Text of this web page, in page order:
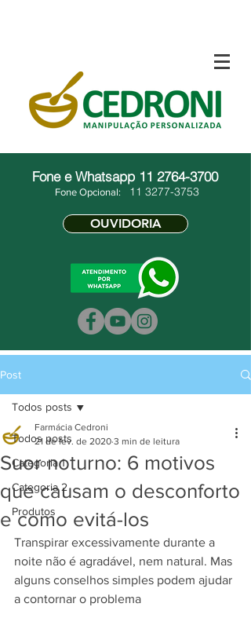
Fone e Whatsapp 11 2764-3700
Fone Opcional: 11 3277-3753
OUVIDORIA
Post
Todos posts
Categoria 1
Categoria 2
Produtos
Todos posts
Suor noturno: 6 motivos
que causam o desconforto
e como evitá-los
Farmácia Cedroni
21 de fev. de 2020 3 min de leitura
Transpirar excessivamente durante a
noite não é agradável, nem natural. Mas
alguns conselhos simples podem ajudar
a contornar o problema